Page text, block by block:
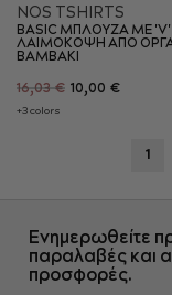
NOS TSHIRTS
BASIC ΜΠΛΟΥΖΑ ΜΕ 'V'
ΛΑΙΜΟΚΟΨΗ ΑΠΟ
ΒΑΜΒΑΚΙ
16,03 € 10,00 €
+3 colors
1
Ενημερωθείτε
παραλαβές και
προσφορές.